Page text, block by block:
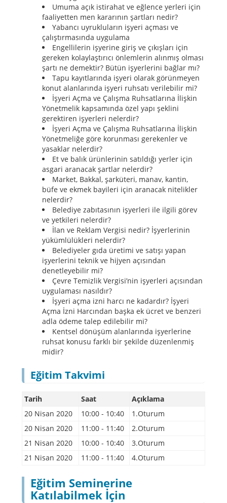
Umuma açık istirahat ve eğlence yerleri için
faaliyetten men kararının şartları nedir?
Yabancı uyrukluların işyeri açması ve
çalıştırmasında uygulama
Engellilerin işyerine giriş ve çıkışları için
gereken kolaylaştırıcı önlemlerin alınmış olması
şartı ne demektir? Bütün işyerlerini bağlar mı?
Tapu kayıtlarında işyeri olarak görünmeyen
konut alanlarında işyeri ruhsatı verilebilir mi?
İşyeri Açma ve Çalışma Ruhsatlarına İlişkin
Yönetmelik kapsamında özel yapı şeklini
gerektiren işyerleri nelerdir?
İşyeri Açma ve Çalışma Ruhsatlarına İlişkin
Yönetmeliğe göre korunması gerekenler ve
yasaklar nelerdir?
Et ve balık ürünlerinin satıldığı yerler için
asgari aranacak şartlar nelerdir?
Market, Bakkal, şarküteri, manav, kantin,
büfe ve ekmek bayileri için aranacak nitelikler
nelerdir?
Belediye zabıtasının işyerleri ile ilgili görev
ve yetkileri nelerdir?
İlan ve Reklam Vergisi nedir? İşyerlerinin
yükümlülükleri nelerdir?
Belediyeler gıda üretimi ve satışı yapan
işyerlerini teknik ve hijyen açısından
denetleyebilir mi?
Çevre Temizlik Vergisi’nin işyerleri açısından
uygulaması nasıldır?
İşyeri açma izni harcı ne kadardır? İşyeri
Açma İzni Harcından başka ek ücret ve benzeri
adla ödeme talep edilebilir mi?
Kentsel dönüşüm alanlarında işyerlerine
ruhsat konusu farklı bir şekilde düzenlenmiş
midir?
Eğitim Takvimi
Tarih Saat
Açıklama
20 Nisan 2020
10:00 - 10:40
1.Oturum
20 Nisan 2020
11:00 - 11:40
2.Oturum
21 Nisan 2020
10:00 - 10:40
3.Oturum
21 Nisan 2020 11:00 - 11:40 4.Oturum
Eğitim Seminerine
Katılabilmek İçin